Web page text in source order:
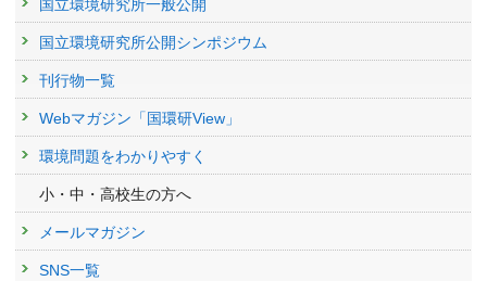
国立環境研究所一般公開
国立環境研究所公開シンポジウム
刊行物一覧
Webマガジン「国環研View」
環境問題をわかりやすく
小・中・高校生の方へ
メールマガジン
SNS一覧